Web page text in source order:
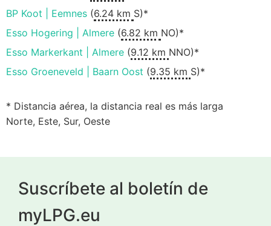
BP Koot | Eemnes (6.24 km S)*
Esso Hogering | Almere (6.82 km NO)*
Esso Markerkant | Almere (9.12 km NNO)*
Esso Groeneveld | Baarn Oost (9.35 km S)*
* Distancia aérea, la distancia real es más larga
Norte, Este, Sur, Oeste
Suscríbete al boletín de
myLPG.eu